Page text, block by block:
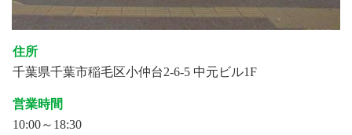
住所
千葉県千葉市稲毛区小仲台2-6-5 中元ビル1F
営業時間
10:00～18:30